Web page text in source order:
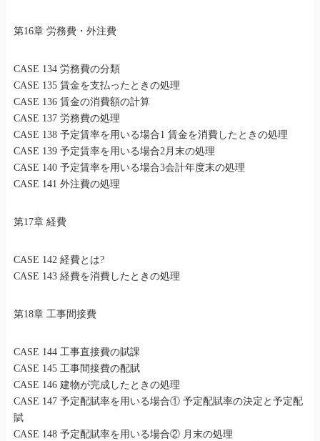
第16章 労務費・外注費
CASE 134 労務費の分類
CASE 135 賃金を支払ったときの処理
CASE 136 賃金の消費額の計算
CASE 137 労務費の処理
CASE 138 予定賃率を用いる場合1 賃金を消費したときの処理
CASE 139 予定賃率を用いる場合2月末の処理
CASE 140 予定賃率を用いる場合3会計年度末の処理
CASE 141 外注費の処理
第17章 経費
CASE 142 経費とは?
CASE 143 経費を消費したときの処理
第18章 工事間接費
CASE 144 工事直接費の賦課
CASE 145 工事間接費の配賦
CASE 146 建物が完成したときの処理
CASE 147 予定配賦率を用いる場合① 予定配賦率の決定と予定配
賦
CASE 148 予定配賦率を用いる場合② 月末の処理